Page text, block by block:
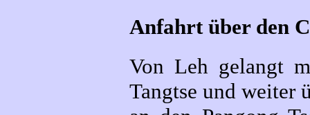
Anfahrt über den
Von Leh gelangt
Tangtse und weiter